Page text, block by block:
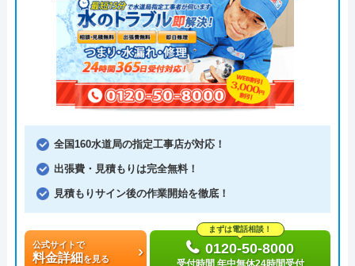
全国160水道局の指定工事店が対応！
出張費・見積もりは完全無料！
見積もりサイン後の作業開始を徹底！
公式サイトで
料金詳細を見る
まずは電話相談！
0120-50-8000
受付時間 年中無休24時間受付